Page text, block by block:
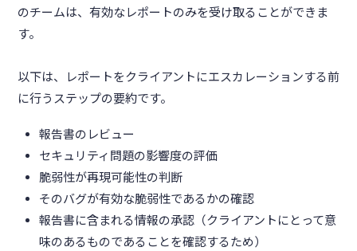
のチームは、有効なレポートのみを受け取ることができま
す。
以下は、レポートをクライアントにエスカレーションする前
に行うステップの要約です。
報告書のレビュー
セキュリティ問題の影響度の評価
脆弱性が再現可能性の判断
そのバグが有効な脆弱性であるかの確認
報告書に含まれる情報の承認（クライアントにとって意
味のあるものであることを確認するため）